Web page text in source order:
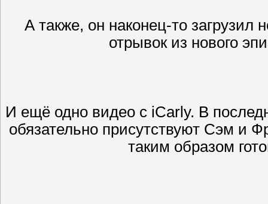
А также, он наконец-то
отрывок из нового
И ещё одно видео с iCarly. В
обязательно присутствуют Сэм и
таким образом